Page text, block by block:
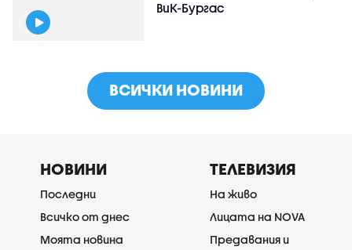
ВиК-Бургас
ВСИЧКИ НОВИНИ
НОВИНИ
Последни
Всичко от днес
Моята новина
ТЕЛЕВИЗИЯ
На живо
Лицата на NOVA
Предавания и